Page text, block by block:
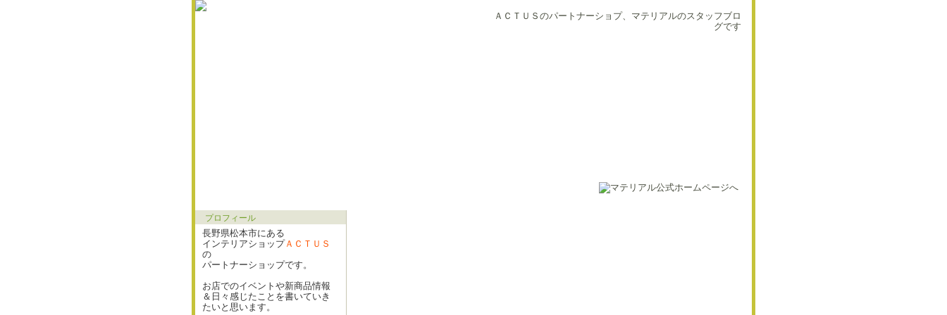
ＡＣＴＵＳのパートナーショプ、マテリアルのスタッフブロ
グです
プロフィール
長野県松本市にある
インテリアショップＡＣＴＵＳ
の
パートナーショップです。
お店でのイベントや新商品情報
＆日々感じたことを書いていき
たいと思います。